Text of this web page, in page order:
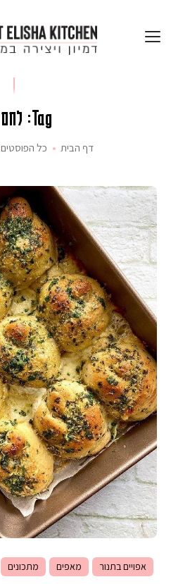
Tag: לחם שום
דף הבית כל הפוסטים
אפויים בתנור מאפים מתכונים